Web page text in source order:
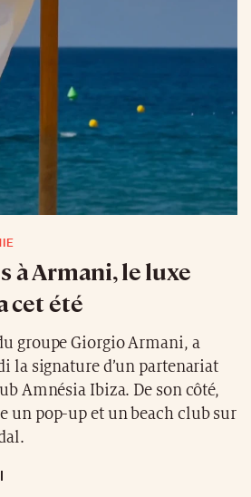
à Armani, le luxe
cet été
groupe Giorgio Armani, a
la signature d’un partenariat
Amnésia Ibiza. De son côté,
un pop-up et un beach club sur